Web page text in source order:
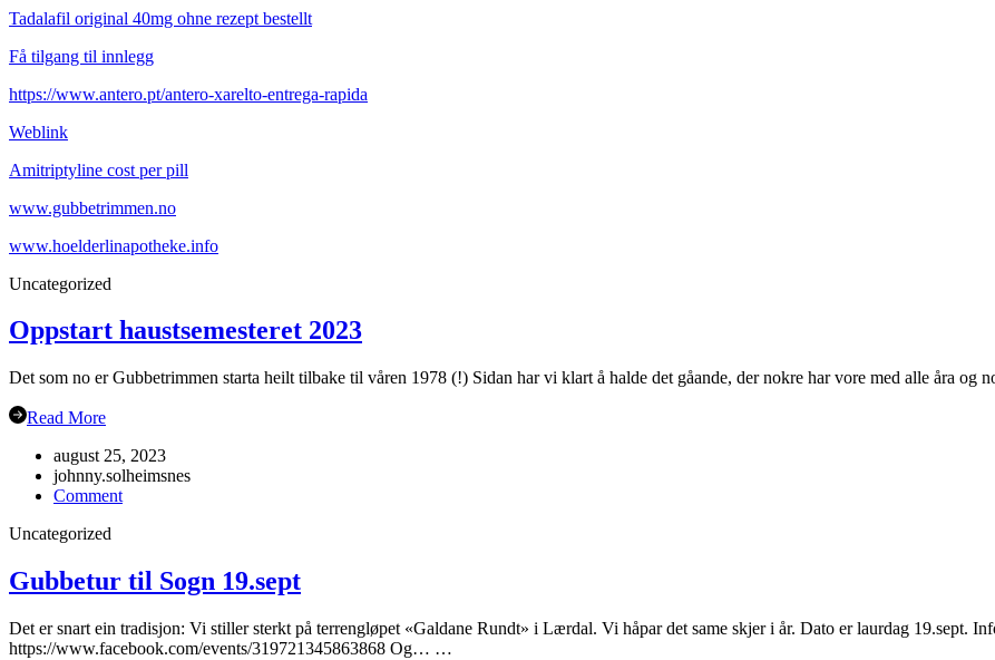
Tadalafil original 40mg ohne rezept bestellt
Få tilgang til innlegg
https://www.antero.pt/antero-xarelto-entrega-rapida
Weblink
Amitriptyline cost per pill
www.gubbetrimmen.no
www.hoelderlinapotheke.info
Uncategorized
Oppstart haustsemesteret 2023
Det som no er Gubbetrimmen starta heilt tilbake til våren 1978 (!) Sidan har vi klart å halde det gåande, der nokre har vore med alle åra og
Read More
august 25, 2023
johnny.solheimsnes
Commenton
Uncategorized
Gubbetur til Sogn 19.sept
Det er snart ein tradisjon: Vi stiller sterkt på terrengløpet «Galdane Rundt» i Lærdal. Vi håpar det same skjer i år. Dato er laurdag 19.sept.
https://www.facebook.com/events/319721345863868 Og… …